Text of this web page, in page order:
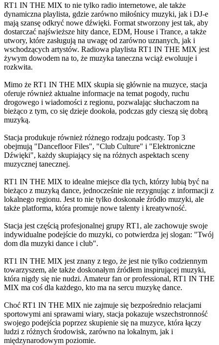
RT1 IN THE MIX to nie tylko radio internetowe, ale także
dynamiczna playlista, gdzie zarówno miłośnicy muzyki, jak i DJ-e
mają szansę odkryć nowe dźwięki. Format stworzony jest tak, aby
dostarczać najświeższe hity dance, EDM, House i Trance, a także
utwory, które zasługują na uwagę od zarówno uznanych, jak i
wschodzących artystów. Radiowa playlista RT1 IN THE MIX jest
żywym dowodem na to, że muzyka taneczna wciąż ewoluuje i
rozkwita.
Mimo że RT1 IN THE MIX skupia się głównie na muzyce, stacja
oferuje również aktualne informacje na temat pogody, ruchu
drogowego i wiadomości z regionu, pozwalając słuchaczom na
bieżąco z tym, co się dzieje dookoła, podczas gdy cieszą się dobrą
muzyką.
Stacja produkuje również różnego rodzaju podcasty. Top 3
obejmują "Dancefloor Files", "Club Culture" i "Elektroniczne
Dźwięki", każdy skupiający się na różnych aspektach sceny
muzycznej tanecznej.
RT1 IN THE MIX to idealne miejsce dla tych, którzy lubią być na
bieżąco z muzyką dance, jednocześnie nie rezygnując z informacji z
lokalnego regionu. Jest to nie tylko doskonałe źródło muzyki, ale
także platforma, która promuje nowe talenty i kreatywność.
Stacja jest częścią profesjonalnej grupy RT1, ale zachowuje swoje
indywidualne podejście do muzyki, co potwierdza jej slogan: "Twój
dom dla muzyki dance i club".
RT1 IN THE MIX jest znany z tego, że jest nie tylko codziennym
towarzyszem, ale także doskonałym źródłem inspirującej muzyki,
która nigdy się nie nudzi. Amateur fan or professional, RT1 IN THE
MIX ma coś dla każdego, kto ma na sercu muzykę dance.
Choć RT1 IN THE MIX nie zajmuje się bezpośrednio relacjami
sportowymi ani sprawami wiary, stacja pokazuje wszechstronność
swojego podejścia poprzez skupienie się na muzyce, która łączy
ludzi z różnych środowisk, zarówno na lokalnym, jak i
międzynarodowym poziomie.